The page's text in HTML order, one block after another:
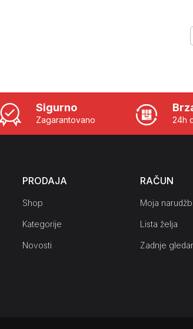
Sigurno
Zagarantovano 24h
PRODAJA
Shop
Kategorije
Novosti
RAČUN
Moja
Lista želja
Zadnje